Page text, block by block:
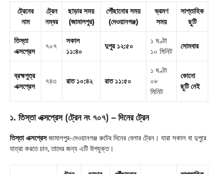
ট্রেনের
নাম
ট্রেন
নম্বর
ছাড়ার সময়
(জামালপুর)
পৌঁছানোর সময়
(দেওয়ানগঞ্জ)
ভ্রমণ
সময়
সাপ্তাহিক
ছুটি
তিস্তা
এক্সপ্রেস
৭০৭
সকাল
১১:৪০
দুপুর ১২:৫০
১ ঘণ্টা
১০ মিনিট
সোমবার
ব্রহ্মপুত্র
এক্সপ্রেস
৭৪৩ রাত ১০:৪২ রাত ১১:৫০
১ ঘণ্টা
০৮
মিনিট
কোনো
ছুটি নেই
১. তিস্তা এক্সপ্রেস (ট্রেন নং ৭০৭) – দিনের ট্রেন
তিস্তা এক্সপ্রেসজামালপুর-দেওয়ানগঞ্জ রুটের দিনের বেলার ট্রেন। যারা সকাল বা দুপুরে
যাত্রা করতে চান, তাদের জন্য এটি উপযুক্ত।